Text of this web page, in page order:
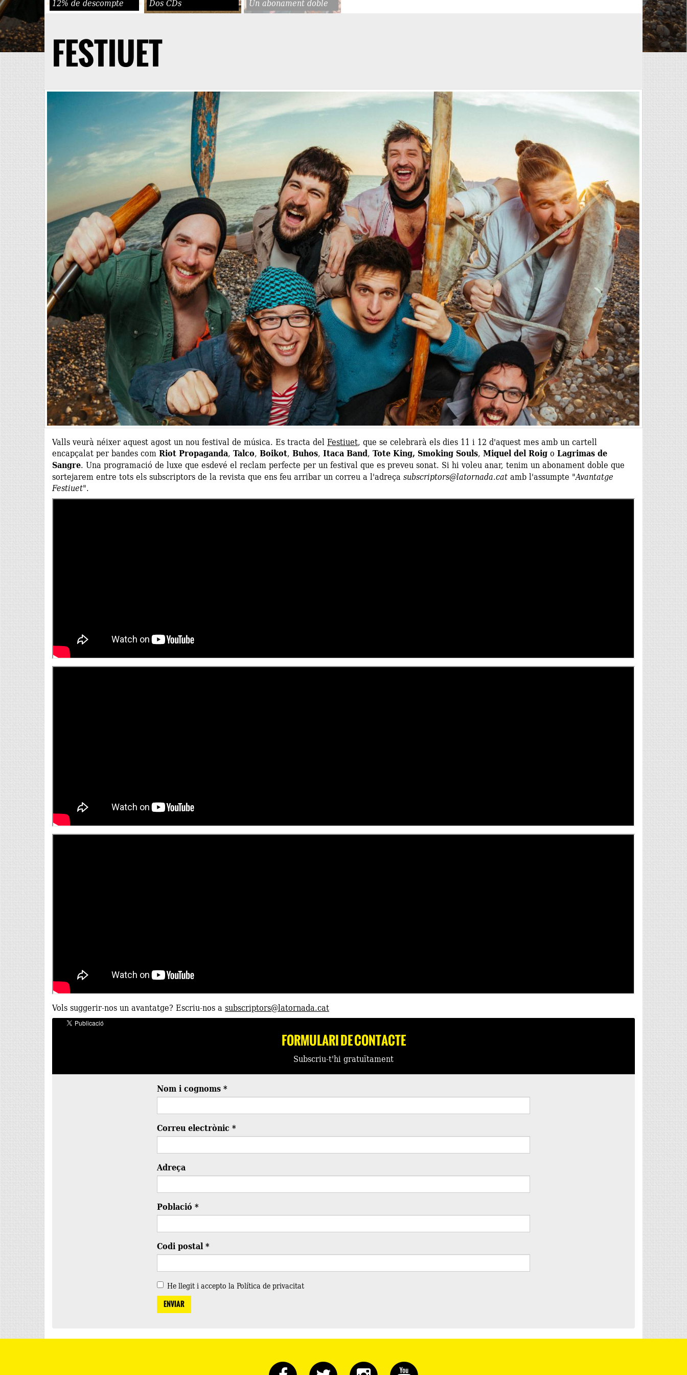
FESTIUET
Valls veurà néixer aquest agost un nou festival de música. Es tracta delFestiuet, que se celebrarà els dies 11 i 12 d'aquest mes amb un cartell
encapçalat per bandes comRiot Propaganda, Talco, Boikot, Buhos, Itaca Band, Tote King, Smoking Souls, Miquel del Roigo Lagrimas de
Sangre. Una programació de luxe que esdevé el reclam perfecte per un festival que es preveu sonat. Si hi voleu anar, tenim un abonament doble que
sortejarem entre tots els subscriptors de la revista que ens feu arribar un correu a l'adreçasubscriptors@latornada.catamb l'assumpte "Avantatge
Festiuet".
Vols suggerir-nos un avantatge? Escriu-nos asubscriptors@latornada.cat
FORMULARI DE CONTACTE
Subscriu-t'hi gratuïtament
Nom i cognoms*
Correu electrònic *
Adreça
Població *
Codi postal*
He llegit i accepto laPolítica de privacitat
ENVIAR